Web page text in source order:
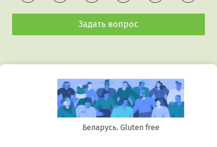
Задать вопрос
Беларусь. Gluten free